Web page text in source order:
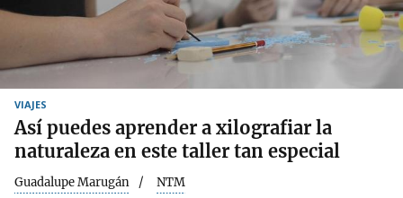
VIAJES
Así puedes aprender a xilografiar la
naturaleza en este taller tan especial
Guadalupe Marugán NTM